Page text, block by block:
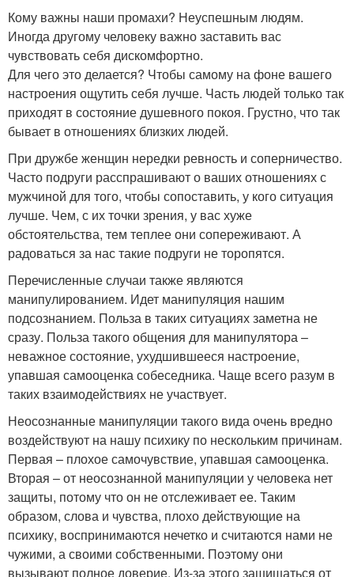
Кому важны наши промахи? Неуспешным людям.
Иногда другому человеку важно заставить вас
чувствовать себя дискомфортно.
Для чего это делается? Чтобы самому на фоне вашего
настроения ощутить себя лучше. Часть людей только так
приходят в состояние душевного покоя. Грустно, что так
бывает в отношениях близких людей.
При дружбе женщин нередки ревность и соперничество.
Часто подруги расспрашивают о ваших отношениях с
мужчиной для того, чтобы сопоставить, у кого ситуация
лучше. Чем, с их точки зрения, у вас хуже
обстоятельства, тем теплее они сопереживают. А
радоваться за нас такие подруги не торопятся.
Перечисленные случаи также являются
манипулированием. Идет манипуляция нашим
подсознанием. Польза в таких ситуациях заметна не
сразу. Польза такого общения для манипулятора –
неважное состояние, ухудшившееся настроение,
упавшая самооценка собеседника. Чаще всего разум в
таких взаимодействиях не участвует.
Неосознанные манипуляции такого вида очень вредно
воздействуют на нашу психику по нескольким причинам.
Первая – плохое самочувствие, упавшая самооценка.
Вторая – от неосознанной манипуляции у человека нет
защиты, потому что он не отслеживает ее. Таким
образом, слова и чувства, плохо действующие на
психику, воспринимаются нечетко и считаются нами не
чужими, а своими собственными. Поэтому они
вызывают полное доверие. Из-за этого защищаться от